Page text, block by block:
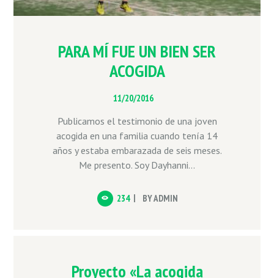
PARA MÍ FUE UN BIEN SER
ACOGIDA
11/20/2016
Publicamos el testimonio de una joven
acogida en una familia cuando tenía 14
años y estaba embarazada de seis meses.
Me presento. Soy Dayhanni...
234 BYADMIN
Proyecto «La acogida